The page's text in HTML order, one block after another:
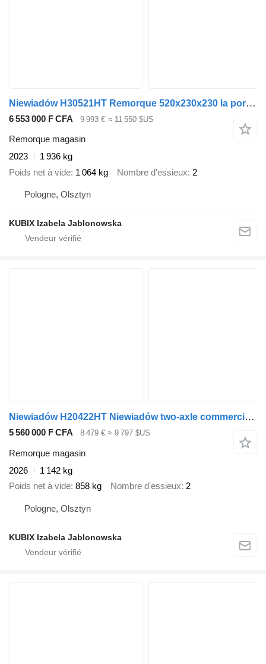
Niewiadów H30521HT Remorque 520x230x230 la porte derrière 3000kg
6 553 000 F CFA 9 993 € ≈ 11 550 $US
Remorque magasin
2023
1 936 kg
Poids net à vide 1 064 kg Nombre d'essieux 2
Pologne, Olsztyn
KUBIX Izabela Jablonowska
Niewiadów H20422HT Niewiadów two-axle commercial trailer 420x220x230, 2000
5 560 000 F CFA 8 479 € ≈ 9 797 $US
Remorque magasin
2026
1 142 kg
Poids net à vide 858 kg Nombre d'essieux 2
Pologne, Olsztyn
KUBIX Izabela Jablonowska